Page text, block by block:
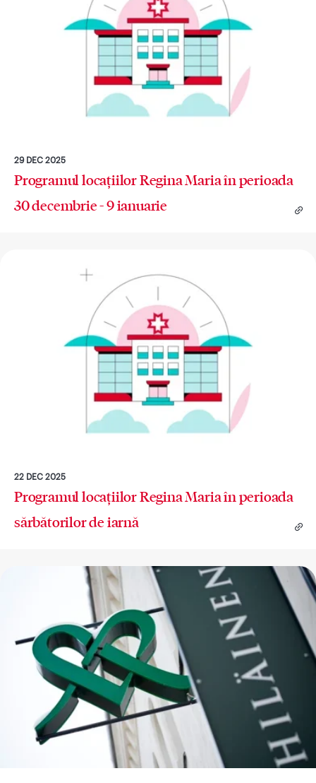
29 DEC 2025
Programul locațiilor Regina Maria în perioada
30 decembrie - 9 ianuarie
22 DEC 2025
Programul locațiilor Regina Maria în perioada
sărbătorilor de iarnă